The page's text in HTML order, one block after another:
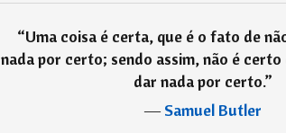
“Uma coisa é certa, que é o fato de
nada por certo; sendo assim, não é certo
dar nada por certo.”
―Samuel Butler